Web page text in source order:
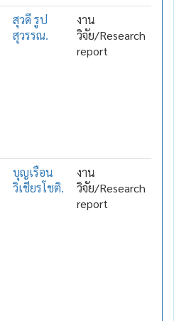
สุวดี รูป
สุวรรณ.
งาน
วิจัย/Research
report
บุญเรือน
วิเชียรโชติ.
งาน
วิจัย/Research
report